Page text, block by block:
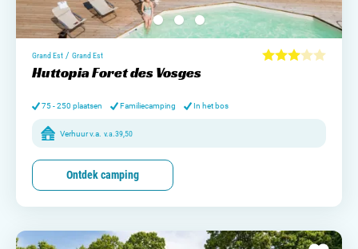
Grand Est / Grand Est
Huttopia Foret des Vosges
75 - 250 plaatsen Familiecamping In het bos
Verhuur v.a. v.a. 39,50
Ontdek camping